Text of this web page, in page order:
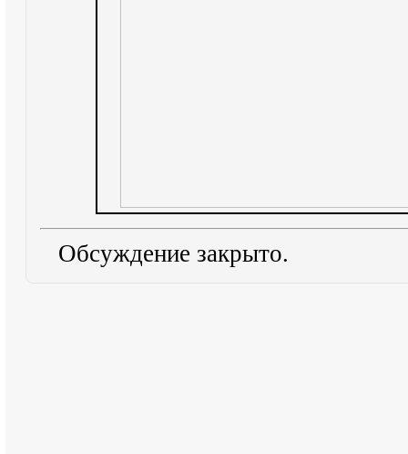
Обсуждение закрыто.